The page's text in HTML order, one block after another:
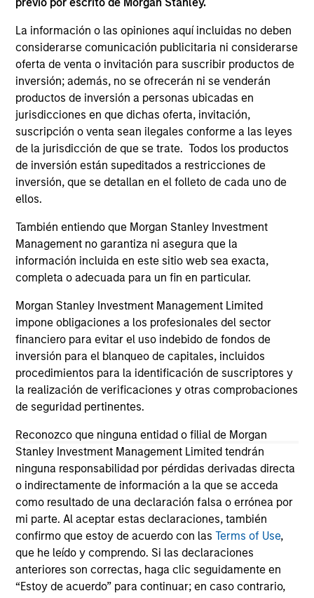
La información o las opiniones aquí incluidas no deben
considerarse comunicación publicitaria ni considerarse
oferta de venta o invitación para suscribir productos de
inversión; además, no se ofrecerán ni se venderán
productos de inversión a personas ubicadas en
jurisdicciones en que dichas oferta, invitación,
suscripción o venta sean ilegales conforme a las leyes
de la jurisdicción de que se trate. Todos los productos
de inversión están supeditados a restricciones de
inversión, que se detallan en el folleto de cada uno de
ellos.
También entiendo que Morgan Stanley Investment
Management no garantiza ni asegura que la
información incluida en este sitio web sea exacta,
completa o adecuada para un fin en particular.
Morgan Stanley Investment Management Limited
impone obligaciones a los profesionales del sector
financiero para evitar el uso indebido de fondos de
inversión para el blanqueo de capitales, incluidos
procedimientos para la identificación de suscriptores y
la realización de verificaciones y otras comprobaciones
de seguridad pertinentes.
Reconozco que ninguna entidad o filial de Morgan
Stanley Investment Management Limited tendrán
ninguna responsabilidad por pérdidas derivadas directa
o indirectamente de información a la que se acceda
como resultado de una declaración falsa o errónea por
mi parte. Al aceptar estas declaraciones, también
confirmo que estoy de acuerdo con lasTerms of Use,
que he leído y comprendo. Si las declaraciones
anteriores son correctas, haga clic seguidamente en
“Estoy de acuerdo” para continuar; en caso contrario,
Managed Futures
Access to multi-manager and single-
manager managed futures investment
solutions
May not represent all Team Members.
The information on this page is for informational
purposes only. The information contained herein does
not constitute and should not be construed as an
offering of advisory services or an offer to sell or a
solicitation of an offer to buy any securities in any
purchase or sale would be unlawful under the
securities, insurance or other laws of such jurisdiction.
All investing involves risks, including a loss of principal.
Please refer to the strategy detail page for important
information on the strategy, including additional risk
considerations.